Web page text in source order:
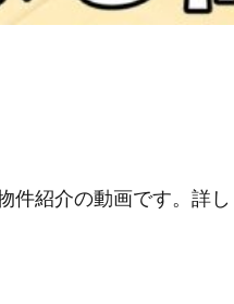
紹介の動画です。詳し